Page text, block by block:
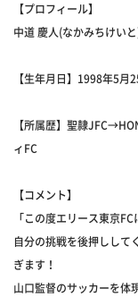
【プロフィール】
中道 慶人(なかみちけい
【生年月日】1998年5月
【所属歴】聖隷
ィFC
【コメント】
「この度エリース東京
自分の挑戦を後押しして
ぎます！
山口監督のサッカーを体